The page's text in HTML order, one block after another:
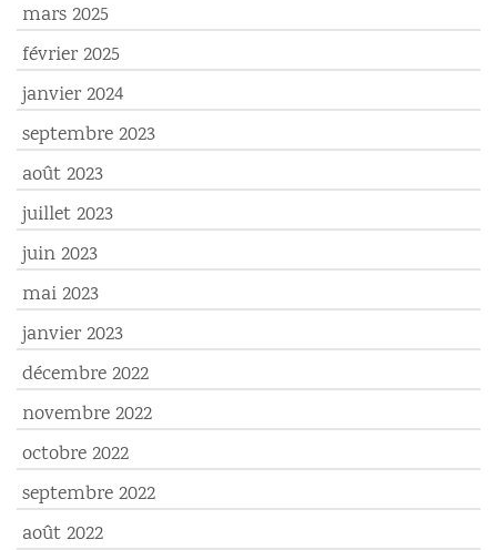
mars 2025
février 2025
janvier 2024
septembre 2023
août 2023
juillet 2023
juin 2023
mai 2023
janvier 2023
décembre 2022
novembre 2022
octobre 2022
septembre 2022
août 2022